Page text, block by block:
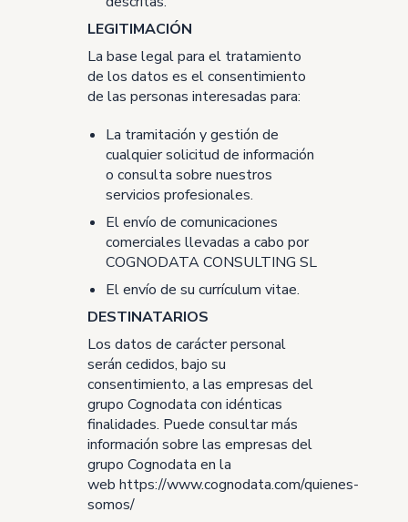
LEGITIMACIÓN
La base legal para el tratamiento
de los datos es el consentimiento
de las personas interesadas para:
La tramitación y gestión de
cualquier solicitud de información
o consulta sobre nuestros
servicios profesionales.
El envío de comunicaciones
comerciales llevadas a cabo por
COGNODATA CONSULTING SL
El envío de su currículum vitae.
DESTINATARIOS
Los datos de carácter personal
serán cedidos, bajo su
consentimiento, a las empresas del
grupo Cognodata con idénticas
finalidades. Puede consultar más
información sobre las empresas del
grupo Cognodata en la
web https://www.cognodata.com/quienes-
somos/